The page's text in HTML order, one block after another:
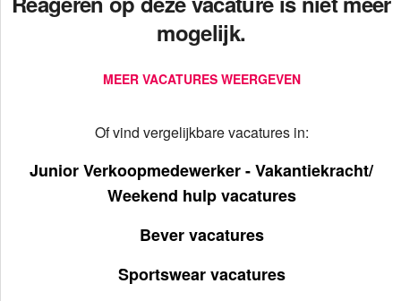
mogelijk.
MEER VACATURES WEERGEVEN
Of vind vergelijkbare vacatures in:
Junior Verkoopmedewerker - Vakantiekracht/
Weekend hulp vacatures
Bever vacatures
Sportswear vacatures